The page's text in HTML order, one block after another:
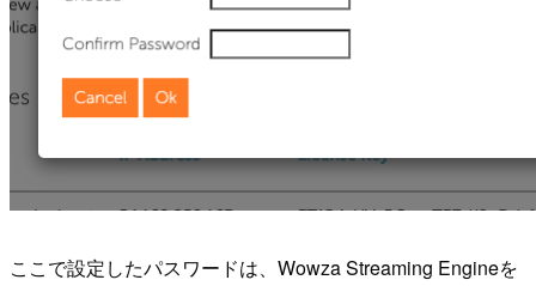
ここで設定したパスワードは、Wowza Streaming Engineを